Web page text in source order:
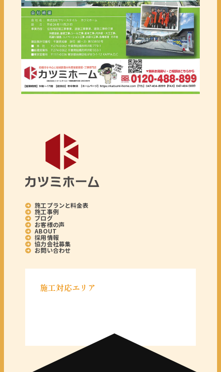
施工プランと料金表
施工事例
ブログ
お客様の声
ABOUT
採用情報
協力会社募集
お問い合わせ
施工対応エリア